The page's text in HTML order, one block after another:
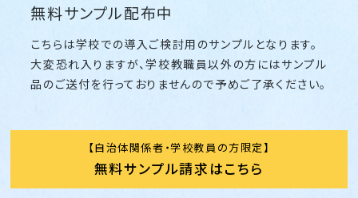
無料サンプル配布中
こちらは学校での導入ご検討用のサンプルとなります。
大変恐れ入りますが、学校教職員以外の方にはサンプル
品のご送付を行っておりませんので予めご了承ください。
自治体関係者・学校教員の方限定
無料サンプル請求はこちら